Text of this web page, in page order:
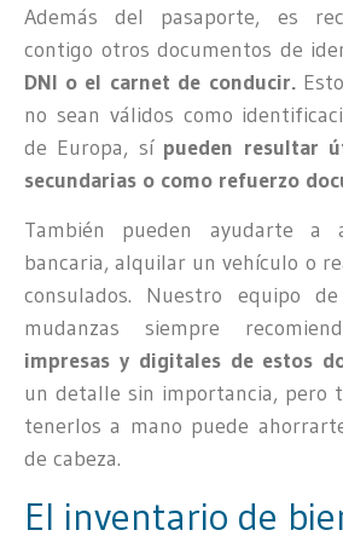
Además del pasaporte, es
contigo otros documentos de
DNI o el carnet de conducir.
no sean válidos como
de Europa, sí pueden resultar
secundarias o como refuerzo
También pueden ayudarte a
bancaria, alquilar un vehículo o
consulados. Nuestro equipo
mudanzas siempre
impresas y digitales de estos
un detalle sin importancia, pero
tenerlos a mano puede
de cabeza.
El inventario de